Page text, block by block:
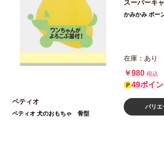
ペティオ
ペティオ 犬のおもちゃ 骨型
スーパーキ
かみかみ ボー
在庫：あり
￥980 税込
49ポイ
バリエ